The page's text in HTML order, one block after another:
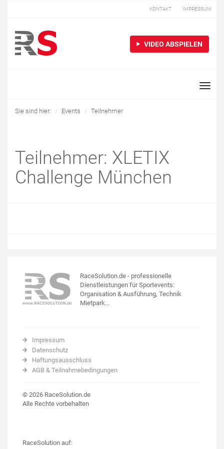
KONTAKT IMPRESSUM
VIDEO ABSPIELEN
Toggle
Sie sind hier: Events Teilnehmer
Teilnehmer: XLETIX
Challenge München
RaceSolution.de - professionelle
Dienstleistungen für Sportevents:
Organisation & Ausführung, Technik
Mietpark...
Impressum
Datenschutz
Haftungsausschluss
AGB & Teilnahmebedingungen
© 2026 RaceSolution.de
Alle Rechte vorbehalten
RaceSolution auf: